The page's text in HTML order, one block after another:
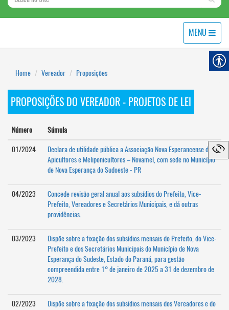
MENU
Home Vereador Proposições
PROPOSIÇÕES DO VEREADOR - PROJETOS DE LEI
Número
Súmula
01/2024
Declara de utilidade pública a Associação Nova Esperancense de
Apicultores e Meliponicultores – Novamel, com sede no Município
de Nova Esperança do Sudoeste - PR
04/2023
Concede revisão geral anual aos subsídios do Prefeito, Vice-
Prefeito, Vereadores e Secretários Municipais, e dá outras
providências.
03/2023
Dispõe sobre a fixação dos subsídios mensais do Prefeito, do Vice-
Prefeito e dos Secretários Municipais do Município de Nova
Esperança do Sudeste, Estado do Paraná, para gestão
compreendida entre 1° de janeiro de 2025 a 31 de dezembro de
2028.
02/2023
Dispõe sobre a fixação dos subsídios mensais dos Vereadores e do